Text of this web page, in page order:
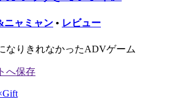
ニャミャン • レビュー
なりきれなかったADVゲーム